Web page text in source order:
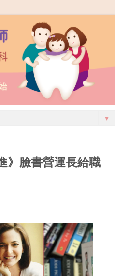
▼
》臉書營運長給職